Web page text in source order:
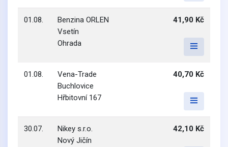
01.08.
Benzina ORLEN
Vsetín
Ohrada
41,90 Kč
01.08.
Vena-Trade
Buchlovice
Hřbitovní 167
40,70 Kč
30.07.
Nikey s.r.o.
Nový Jičín
42,10 Kč